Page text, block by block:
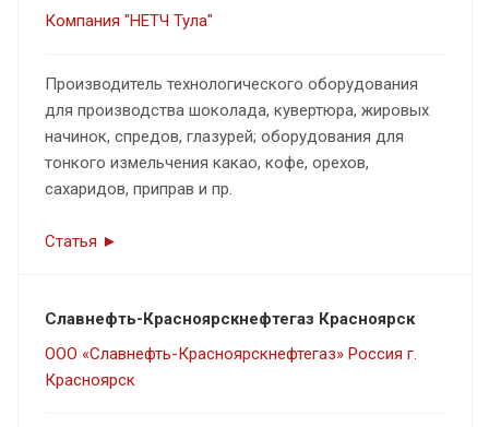
Компания "НЕТЧ Тула"
Производитель технологического оборудования
для производства шоколада, кувертюра, жировых
начинок, спредов, глазурей; оборудования для
тонкого измельчения какао, кофе, орехов,
сахаридов, приправ и пр.
Статья ►
Славнефть-Красноярскнефтегаз Красноярск
ООО «Славнефть-Красноярскнефтегаз» Россия г.
Красноярск